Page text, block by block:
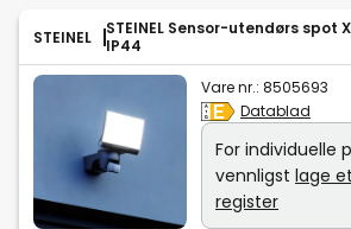
STEINEL
STEINEL Sensor-utendørs spot
IP44
Vare nr.: 8505693
Datablad
For individuelle
vennligst lage et
register